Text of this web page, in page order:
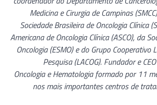
Medicina e Cirurgia de Campinas
Sociedade Brasileira de Oncologia Clínica
Americana de Oncologia Clínica (ASCO), da
Oncologia (ESMO) e do Grupo Cooperativo
Pesquisa (LACOG). Fundador e
Oncologia e Hematologia formado por 11
nos mais importantes centros de